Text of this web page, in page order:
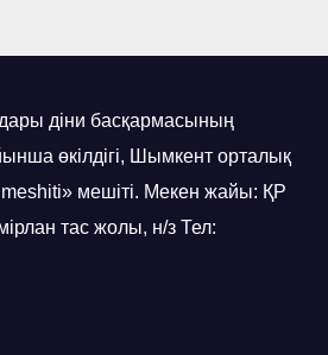
діни басқармасының
өкілдігі, Шымкент орталық
мешіті. Мекен жайы: ҚР
тас жолы, н/з Тел: